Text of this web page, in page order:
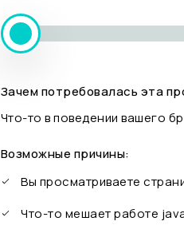
Зачем потребовалась эта
Что-то в поведении вашего
Возможные причины:
Вы просматриваете
Что-то мешает работе